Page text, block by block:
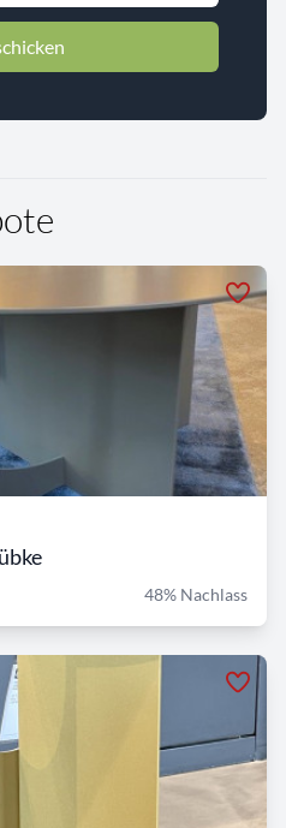
48% Nachlass